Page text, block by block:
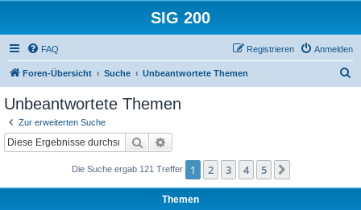
SIG 200
FAQ Anmelden
Registrieren
Foren-Übersicht Suche Unbeantwortete Themen
Unbeantwortete Themen
Zur erweiterten Suche
Suche
Die Suche ergab 121 Treffer 1 2 3 4 5
Themen